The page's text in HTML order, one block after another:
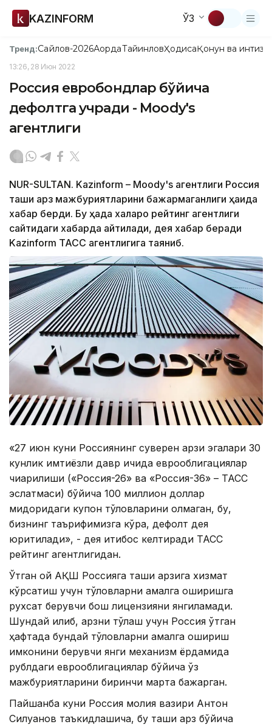
KAZINFORM ЎЗ
Тренд:Сайлов-2026АқордаТайинловҲодисаҚонун ва
13:26, 28 Июн 2022
Россия евробондлар бўйича
дефолтга учради - Moody's
агентлиги
NUR-SULTAN. Kazinform – Moody's агентлиги Россия
ташқи қарз мажбуриятларини бажармаганлиги ҳақида
хабар берди. Бу ҳақда халқаро рейтинг агентлиги
сайтидаги хабарда айтилади, дея хабар беради
Kazinform ТАСС агентлигига таяниб.
«27 июн куни Россиянинг суверен қарзи эгалари 30
кунлик имтиёзли давр ичида еврооблигациялар
чиқарилиши («Россия-26» ва «Россия-36» – ТАСС
эслатмаси) бўйича 100 миллион доллар
миқдоридаги купон тўловларини олмаган, бу,
бизнинг таърифимизга кўра, дефолт дея
юритилади», - дея иқтибос келтиради ТАСС
рейтинг агентлигидан.
Ўтган ой АҚШ Россияга ташқи қарзига хизмат
кўрсатиш учун тўловларни амалга оширишга
рухсат берувчи бош лицензияни янгиламади.
Шундай қилиб, қарзни тўлаш учун Россия ўтган
ҳафтада бундай тўловларни амалга ошириш
имконини берувчи янги механизм ёрдамида
рублдаги еврооблигациялар бўйича ўз
мажбуриятларини биринчи марта бажарган.
Пайшанба куни Россия молия вазири Антон
Силуанов таъкидлашича, бу ташқи қарз бўйича